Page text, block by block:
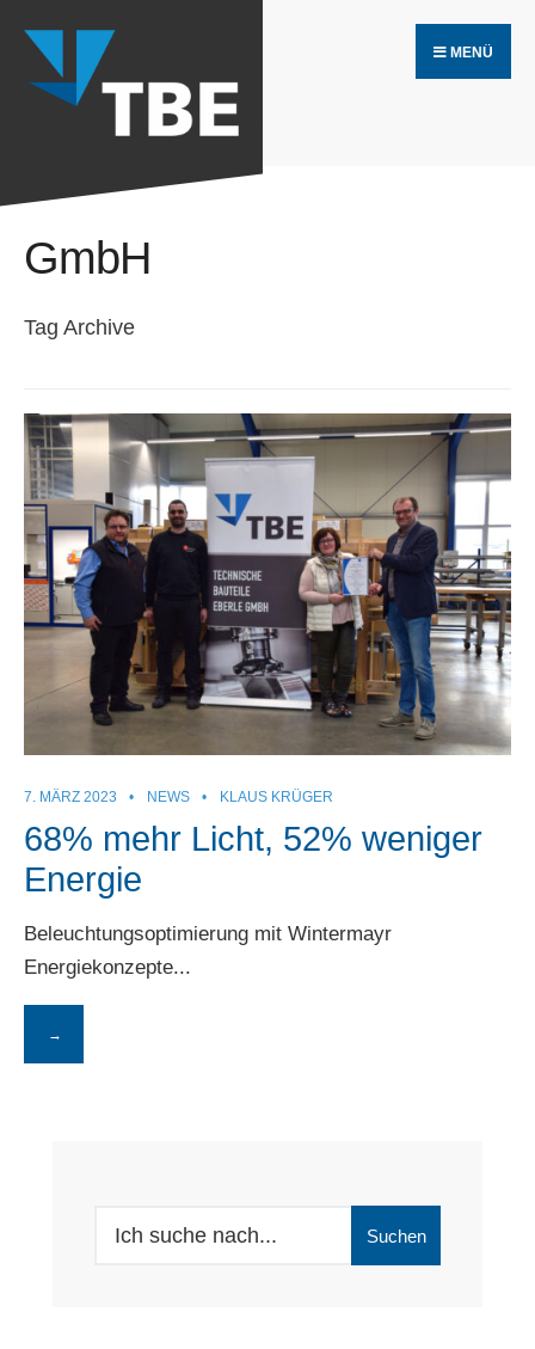
Skip
content
MENÜ
GmbH
Tag Archive
7. MÄRZ 2023 • NEWS • KLAUS KRÜGER
68% mehr Licht, 52% weniger
Energie
Beleuchtungsoptimierung mit Wintermayr
Energiekonzepte...
→
Search
Suchen